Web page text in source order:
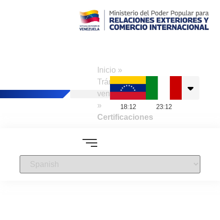
Inicio »
Trámites a
venezolanos
»
Certificaciones
18:12 23:12